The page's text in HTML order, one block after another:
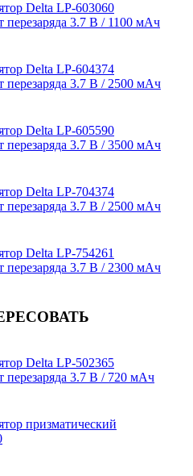
Delta LP-603060
перезаряда 3.7 В / 1100 мАч
Delta LP-604374
перезаряда 3.7 В / 2500 мАч
Delta LP-605590
перезаряда 3.7 В / 3500 мАч
Delta LP-704374
перезаряда 3.7 В / 2500 мАч
Delta LP-754261
перезаряда 3.7 В / 2300 мАч
Delta LP-502365
перезаряда 3.7 В / 720 мАч
призматический